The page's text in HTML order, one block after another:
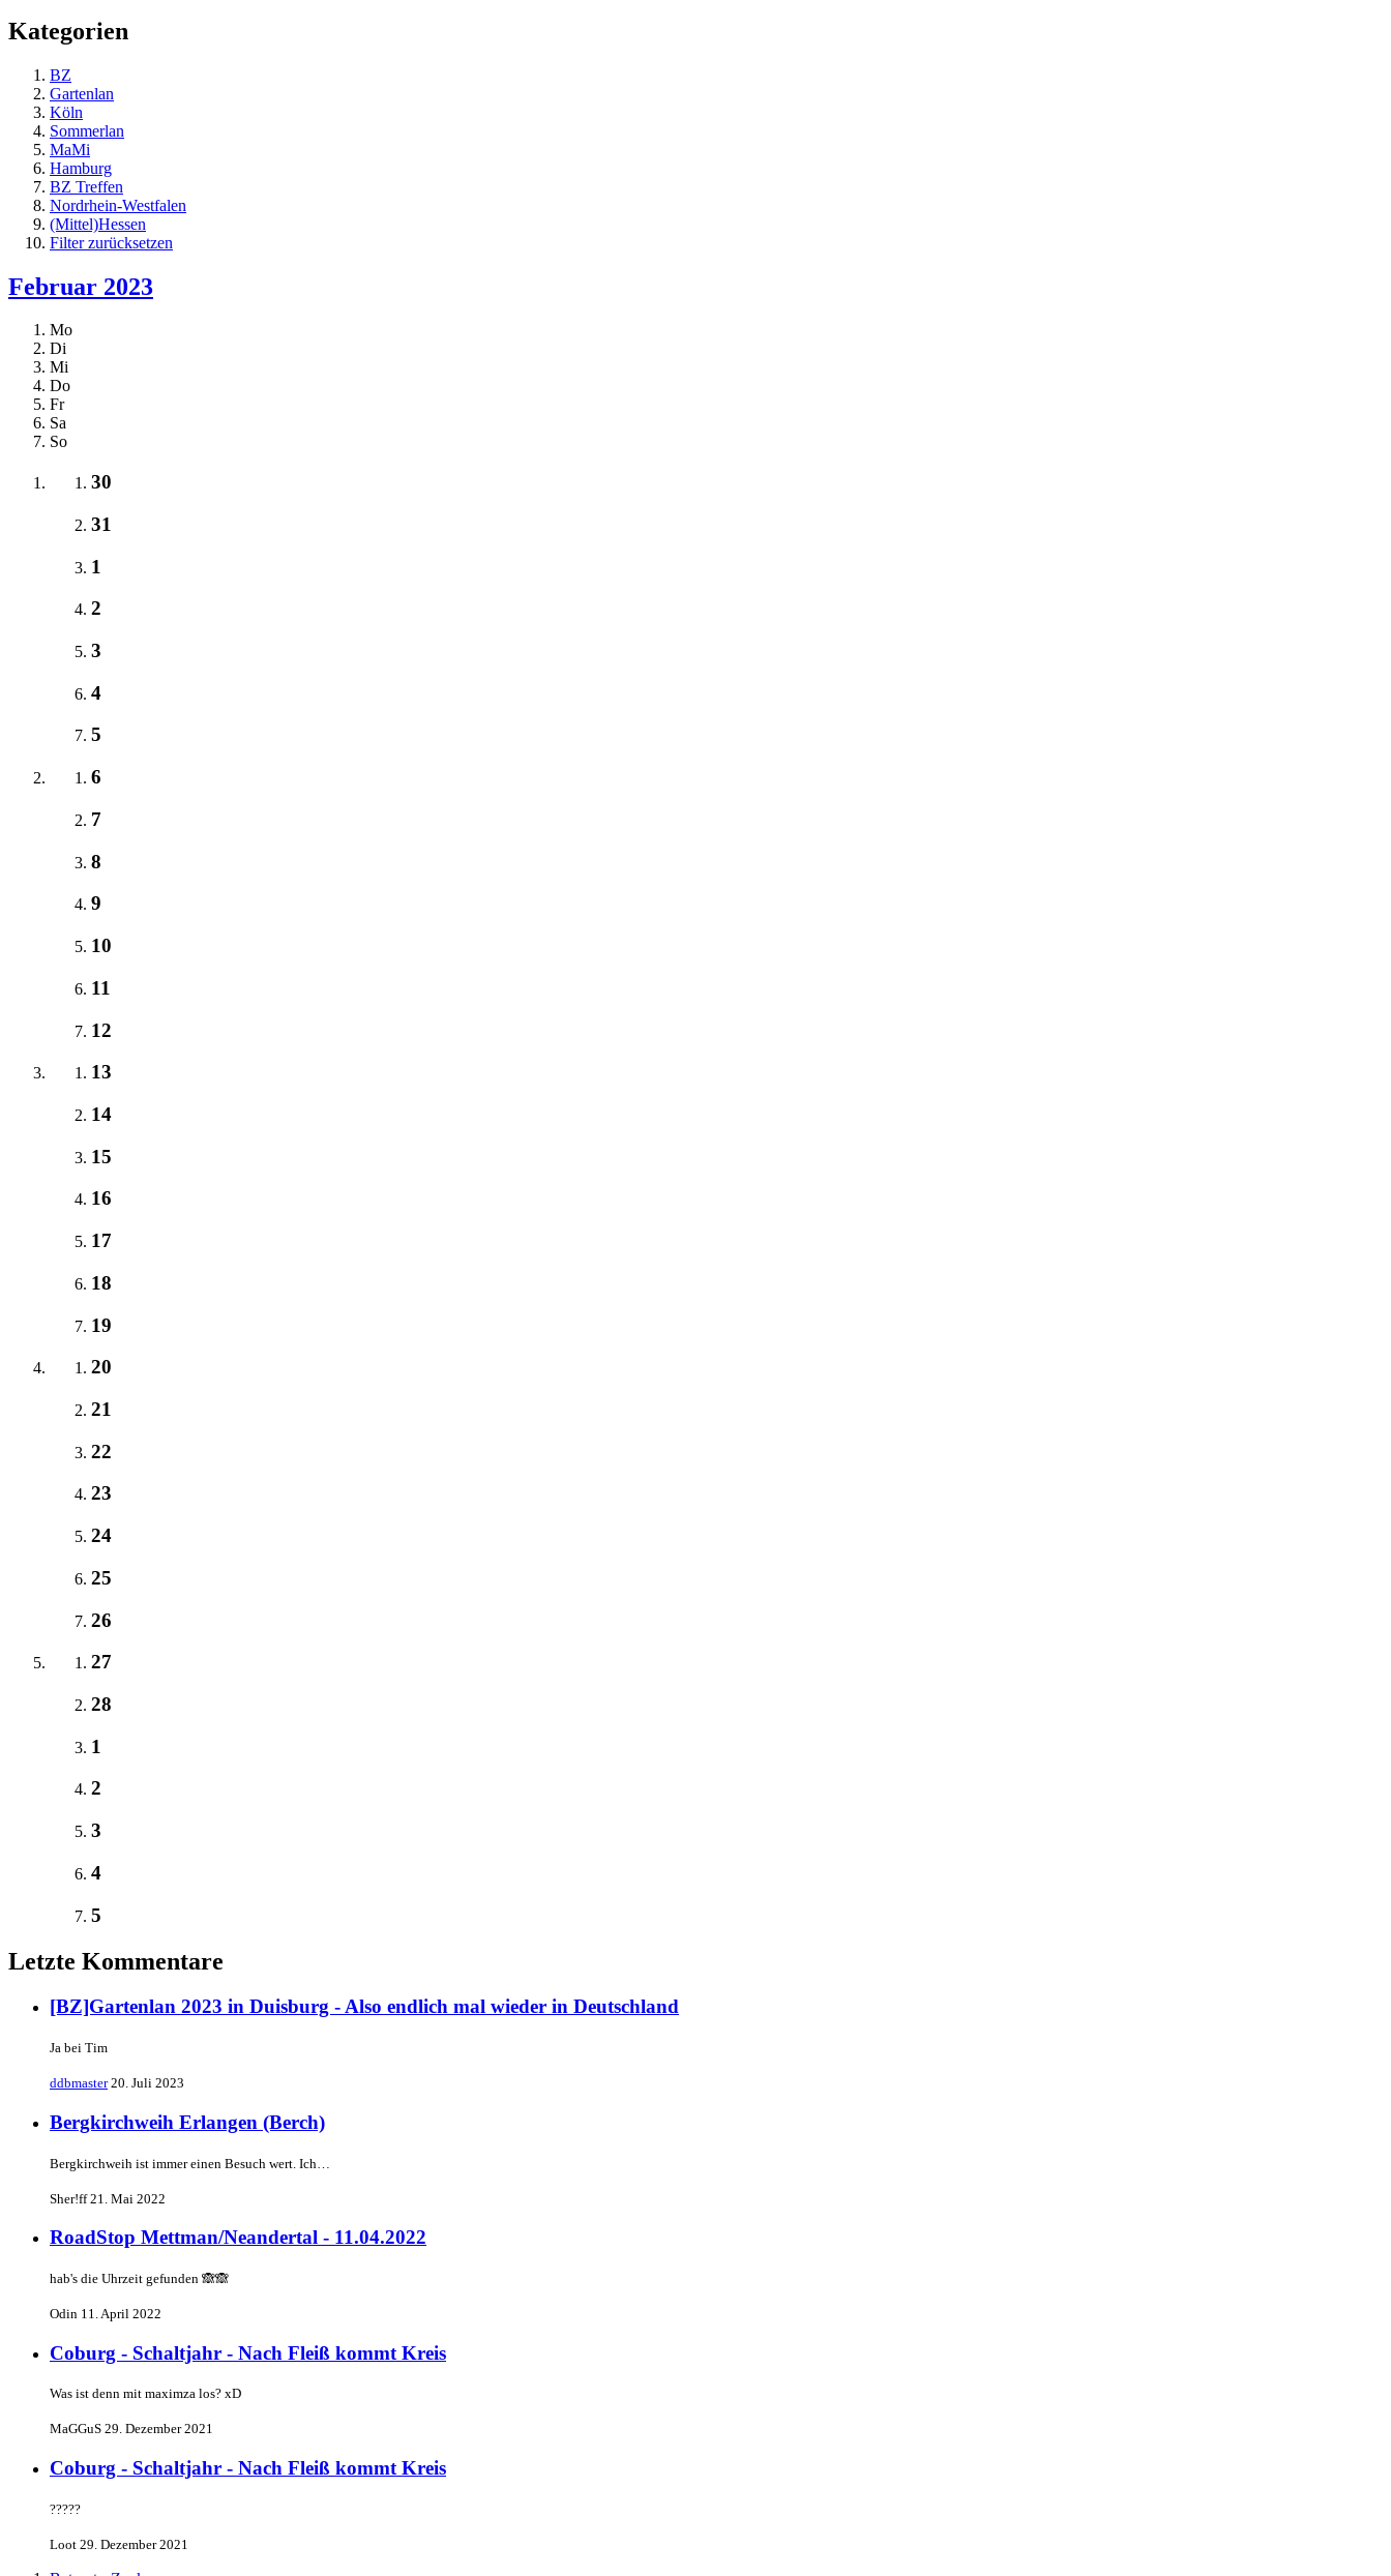
Kategorien
BZ
Gartenlan
Köln
Sommerlan
MaMi
Hamburg
BZ Treffen
Nordrhein-Westfalen
(Mittel)Hessen
Filter zurücksetzen
Februar 2023
Mo
Di
Mi
Do
Fr
Sa
So
30
31
1
2
3
4
5
6
7
8
9
10
11
12
13
14
15
16
17
18
19
20
21
22
23
24
25
26
27
28
1
2
3
4
5
Letzte Kommentare
[BZ]Gartenlan 2023 in Duisburg - Also endlich mal wieder in Deutschland
Ja bei Tim
ddbmaster 20. Juli 2023
Bergkirchweih Erlangen (Berch)
Bergkirchweih ist immer einen Besuch wert. Ich…
Sher!ff21. Mai 2022
RoadStop Mettman/Neandertal - 11.04.2022
hab's die Uhrzeit gefunden 🙈🙈
Odin 11. April 2022
Coburg - Schaltjahr - Nach Fleiß kommt Kreis
Was ist denn mit maximza los? xD
MaGGuS 29. Dezember 2021
Coburg - Schaltjahr - Nach Fleiß kommt Kreis
?????
Loot 29. Dezember 2021